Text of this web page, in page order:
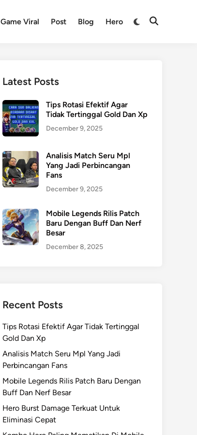
Game Viral Post Blog Hero
Latest Posts
Tips Rotasi Efektif Agar
Tidak Tertinggal Gold Dan Xp
December 9, 2025
Analisis Match Seru Mpl
Yang Jadi Perbincangan
Fans
December 9, 2025
Mobile Legends Rilis Patch
Baru Dengan Buff Dan Nerf
Besar
December 8, 2025
Recent Posts
Tips Rotasi Efektif Agar Tidak Tertinggal
Gold Dan Xp
Analisis Match Seru Mpl Yang Jadi
Perbincangan Fans
Mobile Legends Rilis Patch Baru Dengan
Buff Dan Nerf Besar
Hero Burst Damage Terkuat Untuk
Eliminasi Cepat